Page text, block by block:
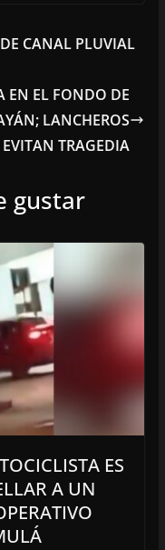
CANAL PLUVIAL
EN EL FONDO DE
LANCHEROS
EVITAN TRAGEDIA
gustar
ES
A UN